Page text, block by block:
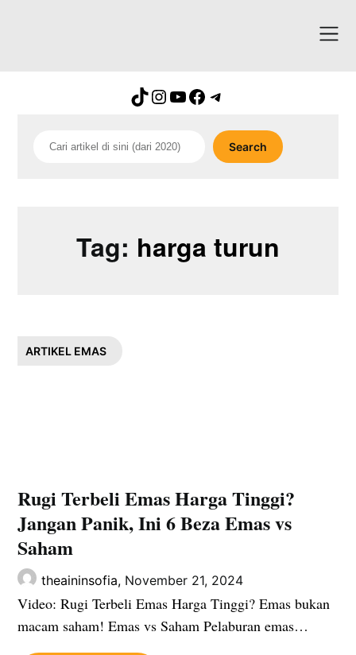
TikTok
Instagram
YouTube
Facebook
Telegram
Search Search
Tag: harga turun
ARTIKEL EMAS
Rugi Terbeli Emas Harga Tinggi?
Jangan Panik, Ini 6 Beza Emas vs
Saham
theaininsofia, November 21, 2024
Video: Rugi Terbeli Emas Harga Tinggi? Emas bukan
macam saham! Emas vs Saham Pelaburan emas…